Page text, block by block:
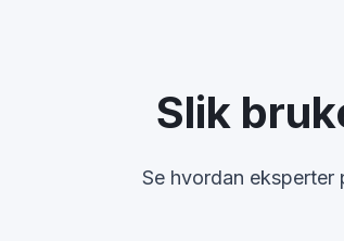
Slik
Se hvordan eksperter